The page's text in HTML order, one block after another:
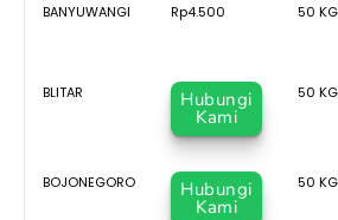
BANYUWANGI Rp4.500 50 KG
BLITAR Hubungi
Kami
50 KG
BOJONEGORO Hubungi
Kami
50 KG